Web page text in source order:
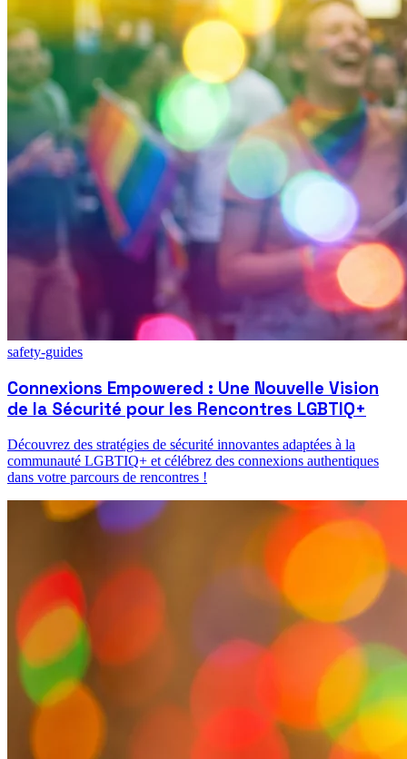
safety-guides
Connexions Empowered : Une Nouvelle Vision
de la Sécurité pour les Rencontres LGBTIQ+
Découvrez des stratégies de sécurité innovantes adaptées à la
communauté LGBTIQ+ et célébrez des connexions authentiques
dans votre parcours de rencontres !